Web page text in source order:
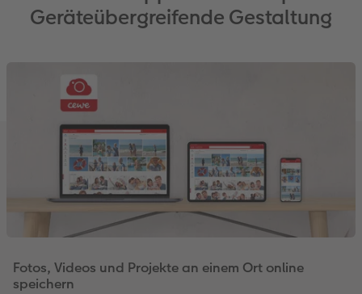
Geräteübergreifende Gestaltung
Fotos, Videos und Projekte an einem Ort online
speichern